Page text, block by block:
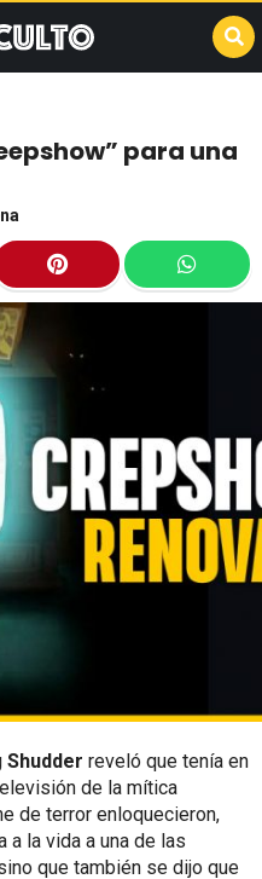
para una
Shudder reveló que tenía en
de la mítica
de terror enloquecieron,
la vida a una de las
que también se dijo que